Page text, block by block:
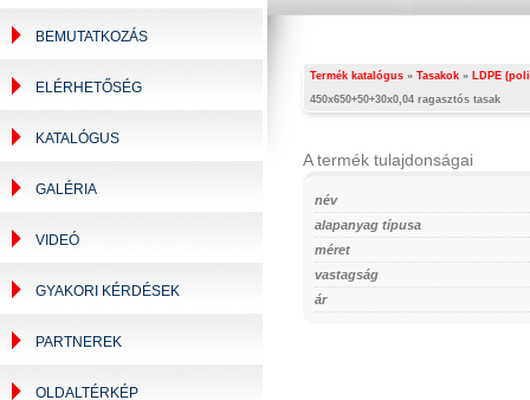
BEMUTATKOZÁS
ELÉRHETŐSÉG
KATALÓGUS
GALÉRIA
VIDEÓ
GYAKORI KÉRDÉSEK
PARTNEREK
OLDALTÉRKÉP
Termék katalógus » Tasakok » LDPE
450x650+50+30x0,04 ragasztós tasak
A termék tulajdonságai
név
alapanyag típusa
méret
vastagság
ár